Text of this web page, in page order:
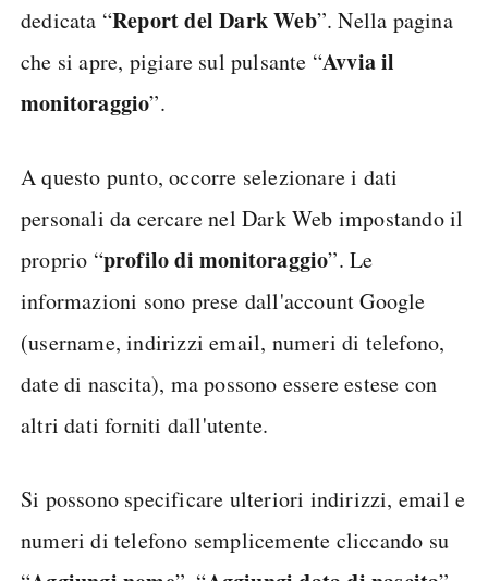
dedicata “Report del Dark Web”. Nella pagina
che si apre, pigiare sul pulsante “Avvia il
monitoraggio”.
A questo punto, occorre selezionare i dati
personali da cercare nel Dark Web impostando il
proprio “profilo di monitoraggio”. Le
informazioni sono prese dall'account Google
(username, indirizzi email, numeri di telefono,
date di nascita), ma possono essere estese con
altri dati forniti dall'utente.
Si possono specificare ulteriori indirizzi, email e
numeri di telefono semplicemente cliccando su